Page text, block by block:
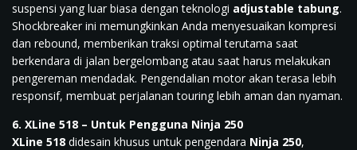
suspensi yang luar biasa dengan teknologi adjustable tabung.
Shockbreaker ini memungkinkan Anda menyesuaikan kompresi
dan rebound, memberikan traksi optimal terutama saat
berkendara di jalan bergelombang atau saat harus melakukan
pengereman mendadak. Pengendalian motor akan terasa lebih
responsif, membuat perjalanan touring lebih aman dan nyaman.
6. XLine 518 – Untuk Pengguna Ninja 250
XLine 518 didesain khusus untuk pengendara Ninja 250,